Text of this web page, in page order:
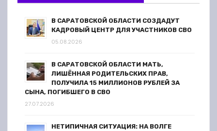
В САРАТОВСКОЙ ОБЛАСТИ СОЗДАДУТ
КАДРОВЫЙ ЦЕНТР ДЛЯ УЧАСТНИКОВ СВО
05.08.2026
В САРАТОВСКОЙ ОБЛАСТИ МАТЬ,
ЛИШЁННАЯ РОДИТЕЛЬСКИХ ПРАВ,
ПОЛУЧИЛА 15 МИЛЛИОНОВ РУБЛЕЙ ЗА
СЫНА, ПОГИБШЕГО В СВО
27.07.2026
НЕТИПИЧНАЯ СИТУАЦИЯ: НА ВОЛГЕ